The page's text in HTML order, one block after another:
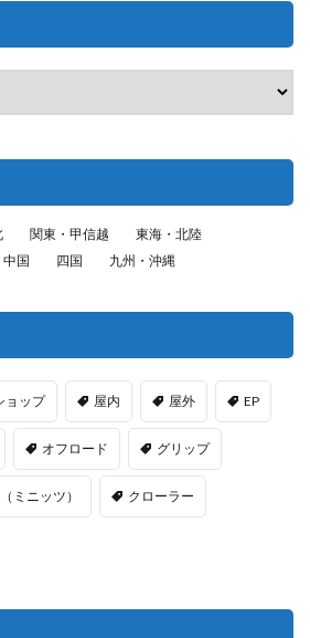
関東・甲信越
東海・北陸
中国 四国 九州・沖縄
ョップ 屋内 屋外 EP
オフロード グリップ
ミニッツ） クローラー